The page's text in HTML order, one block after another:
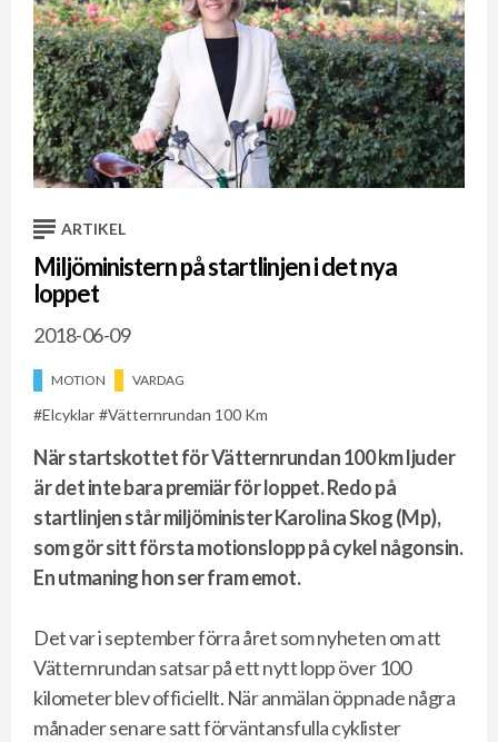
ARTIKEL
Miljöministern på startlinjen i det nya
loppet
2018-06-09
MOTION VARDAG
Elcyklar Vätternrundan 100 Km
När startskottet för Vätternrundan 100 km ljuder
är det inte bara premiär för loppet. Redo på
startlinjen står miljöminister Karolina Skog (Mp),
som gör sitt första motionslopp på cykel någonsin.
En utmaning hon ser fram emot.
Det var iseptember förra året som nyheten om att
Vätternrundan satsar på ett nytt lopp över 100
kilometer blev officiellt. När anmälan öppnade några
månader senare satt förväntansfulla cyklister